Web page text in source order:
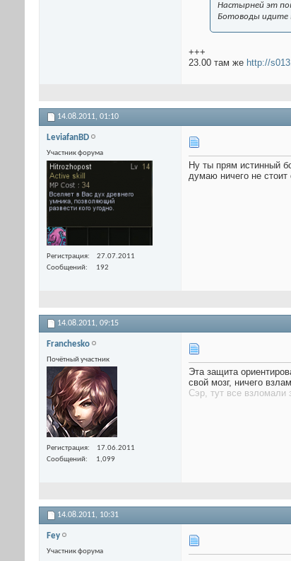
Настырней эт
Ботоводы идите
+++
23.00 там же http://
14.08.2011, 01:10
LeviafanBD
Участник форума
Регистрация
27.07.2011
Сообщений
192
Ну ты прям истинный
думаю ничего не стоит
14.08.2011, 09:15
Franchesko
Почётный участник
Регистрация
17.06.2011
Сообщений
1,099
Эта защита
свой мозг, ничего
Сэр, тут все взломали
14.08.2011, 10:31
Fey
Участник форума